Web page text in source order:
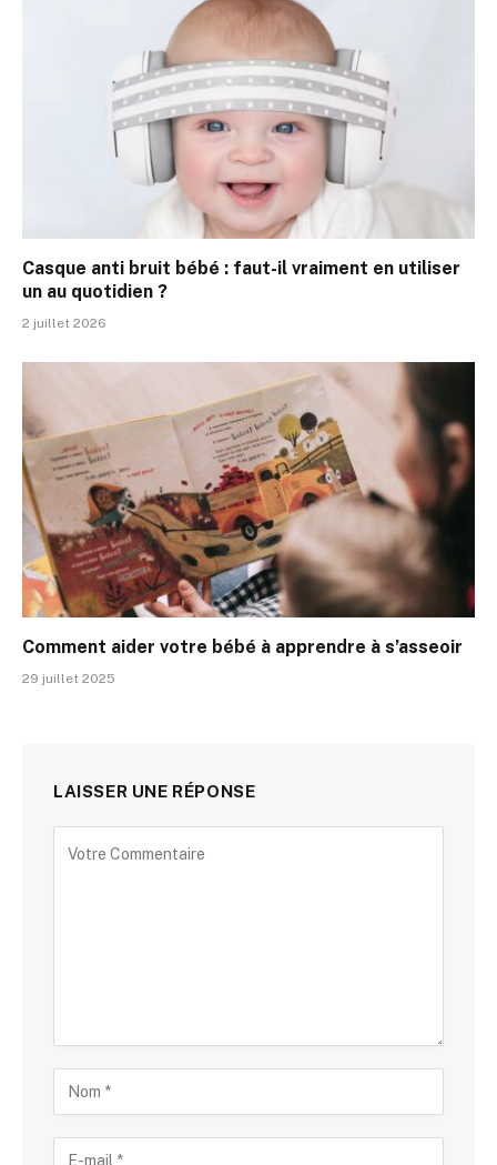
Casque anti bruit bébé : faut-il vraiment en utiliser
un au quotidien ?
2 juillet 2026
Comment aider votre bébé à apprendre à s’asseoir
29 juillet 2025
LAISSER UNE RÉPONSE